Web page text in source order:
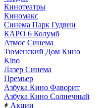
Кинотеатры
Киномакс
Синема Парк Гудвин
КАРО 6 Колумб
Атмос Синема
Тюменский Дом Кино
Kino
Лазер Синема
Премьер
Азбука Кино Фаворит
Азбука Кино Солнечный
Акции